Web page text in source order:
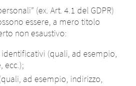
(ex. Art. 4.1 del GDPR)
essere, a mero titolo
non esaustivo:
(quali, ad esempio,
ecc.);
ad esempio, indirizzo,